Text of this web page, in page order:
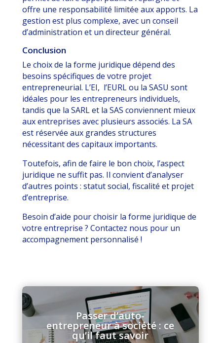
offre une responsabilité limitée aux apports. La
gestion est plus complexe, avec un conseil
d’administration et un directeur général.
Conclusion
Le choix de la forme juridique dépend des
besoins spécifiques de votre projet
entrepreneurial. L’EI, l’EURL ou la SASU sont
idéales pour les entrepreneurs individuels,
tandis que la SARL et la SAS conviennent mieux
aux entreprises avec plusieurs associés. La SA
est réservée aux grandes structures
nécessitant des capitaux importants.
Toutefois, afin de faire le bon choix, l’aspect
juridique ne suffit pas. Il convient d’analyser
d’autres points : statut social, fiscalité et projet
d’entreprise.
Besoin d’aide pour choisir la forme juridique de
votre entreprise ? Contactez nous pour un
accompagnement personnalisé !
Passer d’auto-
entrepreneur à société : ce
qu’il faut savoir